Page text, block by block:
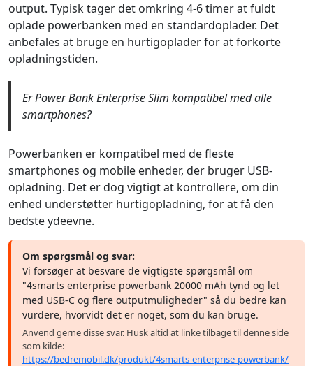
output. Typisk tager det omkring 4-6 timer at fuldt
oplade powerbanken med en standardoplader. Det
anbefales at bruge en hurtigoplader for at forkorte
opladningstiden.
Er Power Bank Enterprise Slim kompatibel med alle
smartphones?
Powerbanken er kompatibel med de fleste
smartphones og mobile enheder, der bruger USB-
opladning. Det er dog vigtigt at kontrollere, om din
enhed understøtter hurtigopladning, for at få den
bedste ydeevne.
Om spørgsmål og svar:
Vi forsøger at besvare de vigtigste spørgsmål om
"4smarts enterprise powerbank 20000 mAh tynd og let
med USB-C og flere outputmuligheder" så du bedre kan
vurdere, hvorvidt det er noget, som du kan bruge.
Anvend gerne disse svar. Husk altid at linke tilbage til denne side
som kilde:
https://bedremobil.dk/produkt/4smarts-enterprise-powerbank/